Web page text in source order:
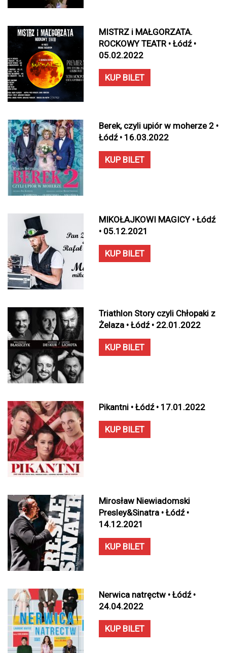
MISTRZ i MAŁGORZATA.
ROCKOWY TEATR • Łódź •
05.02.2022
KUP BILET
Berek, czyli upiór w moherze 2 •
Łódź • 16.03.2022
KUP BILET
MIKOŁAJKOWI MAGICY • Łódź
• 05.12.2021
KUP BILET
Triathlon Story czyli Chłopaki z
Żelaza • Łódź • 22.01.2022
KUP BILET
Pikantni • Łódź • 17.01.2022
KUP BILET
Mirosław Niewiadomski
Presley&Sinatra • Łódź •
14.12.2021
KUP BILET
Nerwica natręctw • Łódź •
24.04.2022
KUP BILET